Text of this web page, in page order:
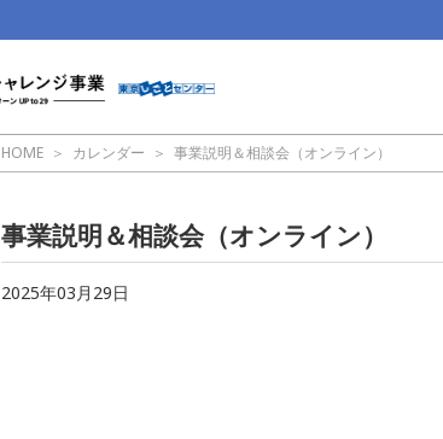
HOME カレンダー 事業説明＆相談会（オンライン）
事業説明＆相談会（オンライン）
2025年03月29日